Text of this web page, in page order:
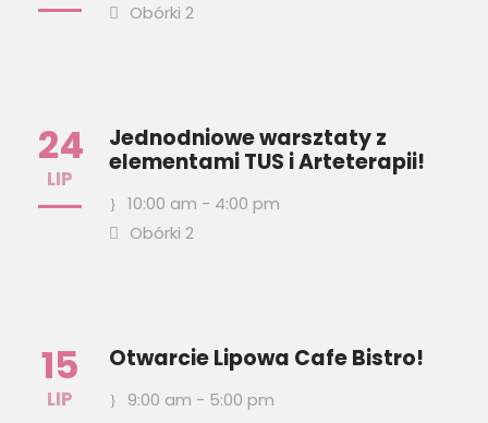
Obórki 2
24
LIP
Jednodniowe warsztaty z
elementami TUS i Arteterapii!
10:00 am - 4:00 pm
Obórki 2
15
LIP
Otwarcie Lipowa Cafe Bistro!
9:00 am - 5:00 pm